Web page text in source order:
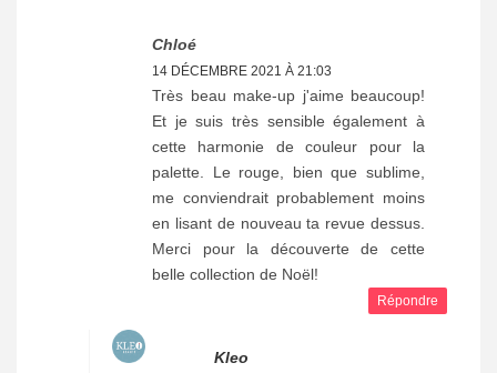
Chloé
14 DÉCEMBRE 2021 À 21:03
Très beau make-up j'aime beaucoup!
Et je suis très sensible également à
cette harmonie de couleur pour la
palette. Le rouge, bien que sublime,
me conviendrait probablement moins
en lisant de nouveau ta revue dessus.
Merci pour la découverte de cette
belle collection de Noël!
Répondre
Kleo